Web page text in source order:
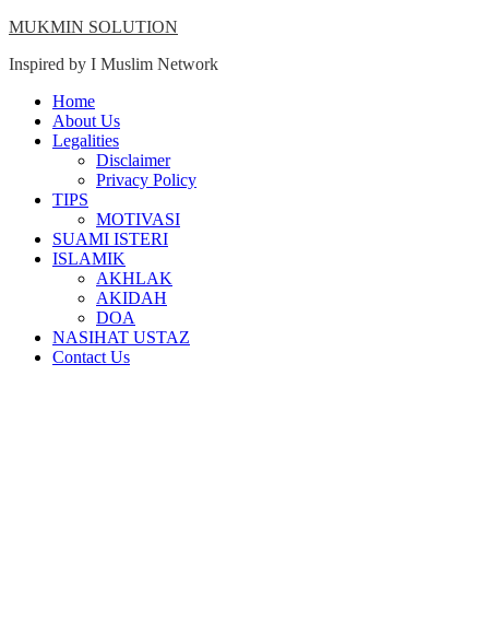
Skip
content
MUKMIN SOLUTION
Inspired by I Muslim Network
Close
Menu
Home
About Us
Legalities
Disclaimer
Privacy Policy
TIPS
MOTIVASI
SUAMI ISTERI
ISLAMIK
AKHLAK
AKIDAH
DOA
NASIHAT USTAZ
Contact Us